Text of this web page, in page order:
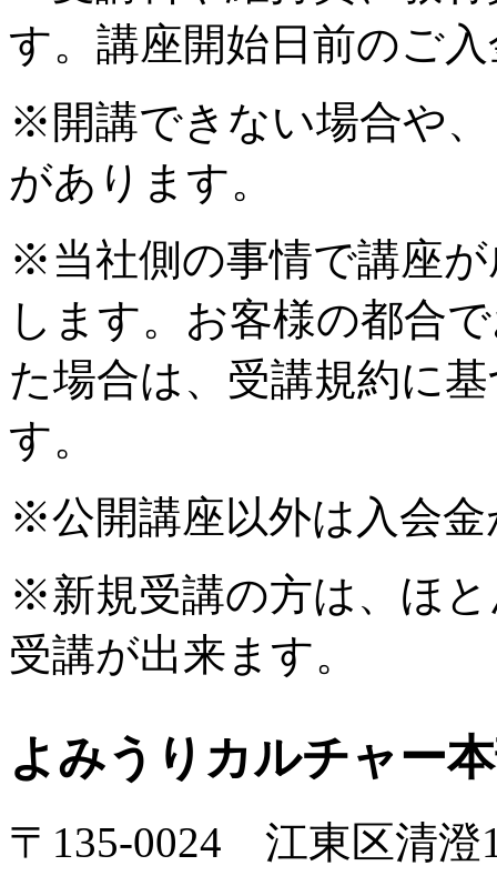
す。講座開始日前のご
※開講できない場合や
があります。
※当社側の事情で講座
します。お客様の都合
た場合は、受講規約に
す。
※公開講座以外は入会
※新規受講の方は、ほ
受講が出来ます。
よみうりカルチャー
〒135-0024 江東区清澄